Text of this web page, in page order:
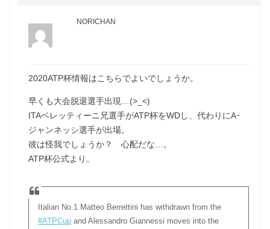
NORICHAN
2020ATP杯情報はこちらでよいでしょうか。
早くも大会脱退選手出現…(>_<)
ITAベレッティーニ兄選手がATP杯をWDし、代わりにA･
ジャンネッシ選手が出場。
彼は怪我でしょうか？ 心配だな…。
ATP杯公式より。
Italian No.1 Matteo Berrettini has withdrawn from the
#ATPCup and Alessandro Giannessi moves into the